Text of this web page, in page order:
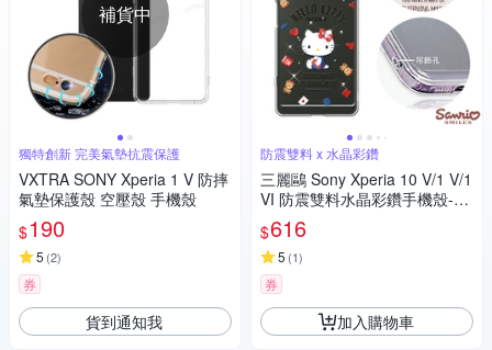
補貨中
獨特創新 完美氣墊抗震保護
VXTRA SONY Xperia 1 V 防摔
氣墊保護殼 空壓殼 手機殼
$190
5 (2)
券
貨到通知我
防震雙料 x 水晶彩鑽
三麗鷗 Sony Xperia 10 V/1 V/1
VI 防震雙料水晶彩鑽手機殼-小
熊凱蒂
$616
5 (1)
券
加入購物車